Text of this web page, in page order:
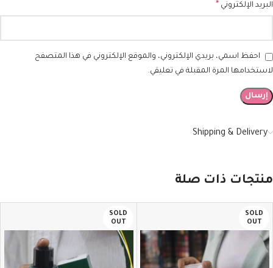
البريد الإلكتروني *
احفظ اسمي، بريدي الإلكتروني، والموقع الإلكتروني في هذا المتصفح
لاستخدامها المرة المقبلة في تعليقي.
Shipping & Delivery
منتجات ذات صلة
SOLD
OUT
SOLD
OUT